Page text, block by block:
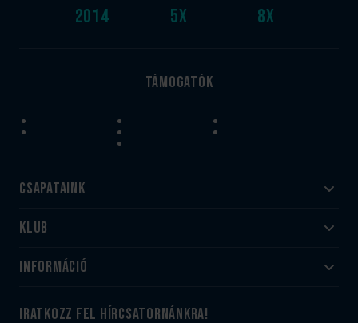
2014 5x 8x
Támogatók
Csapataink
Felnőtt
Utánpótlás
Klub
#HandballFamily
Információ
Jegy- és bérletvásárlás
iratkozz fel hírcsatornánkra!